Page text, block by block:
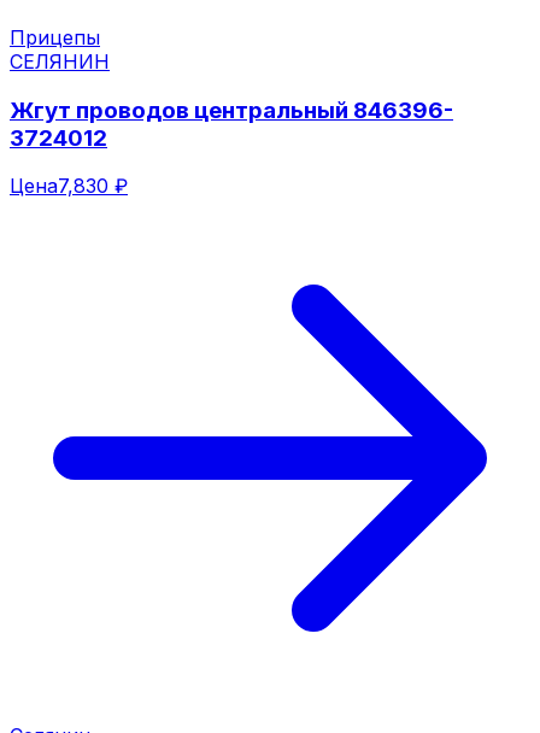
Прицепы
СЕЛЯНИН
Жгут проводов центральный 846396-
3724012
Цена7,830 ₽